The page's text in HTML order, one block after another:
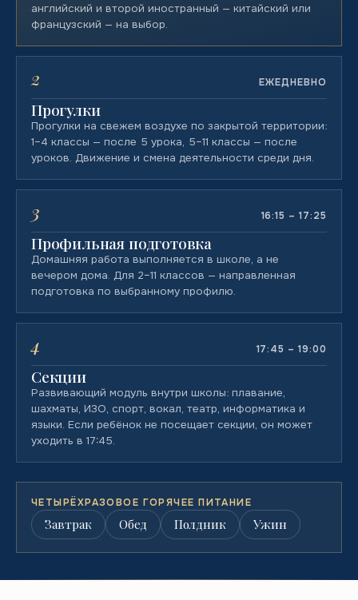
английский и второй иностранный — китайский или
французский — на выбор.
2 ЕЖЕДНЕВНО
Прогулки
Прогулки на свежем воздухе по закрытой территории:
1–4 классы — после 5 урока, 5–11 классы — после
уроков. Движение и смена деятельности среди дня.
3 16:15 – 17:25
Профильная подготовка
Домашняя работа выполняется в школе, а не
вечером дома. Для 2–11 классов — направленная
подготовка по выбранному профилю.
4 17:45 – 19:00
Секции
Развивающий модуль внутри школы: плавание,
шахматы, ИЗО, спорт, вокал, театр, информатика и
языки. Если ребёнок не посещает секции, он может
уходить в 17:45.
ЧЕТЫРЁХРАЗОВОЕ ГОРЯЧЕЕ ПИТАНИЕ
Завтрак Обед Полдник Ужин